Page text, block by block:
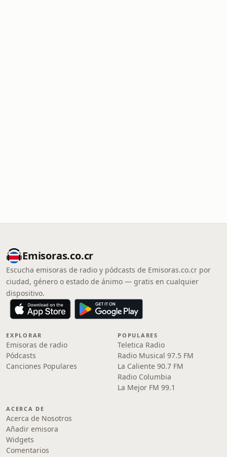
Emisoras.co.cr
Escucha emisoras de radio y pódcasts de Emisoras.co.cr por
ciudad, género o estado de ánimo — gratis en cualquier
dispositivo.
EXPLORAR
Emisoras de radio
Pódcasts
Canciones Populares
POPULARES
Teletica Radio
Radio Musical 97.5 FM
La Caliente 90.7 FM
Radio Columbia
La Mejor FM 99.1
ACERCA DE
Acerca de Nosotros
Añadir emisora
Widgets
Comentarios